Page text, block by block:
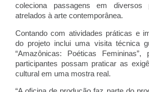
coleciona passagens em diversos
atrelados à arte contemporânea.
Contando com atividades práticas e
do projeto inclui uma visita técnica
“Amazônicas: Poéticas Femininas”,
participantes possam praticar as
cultural em uma mostra real.